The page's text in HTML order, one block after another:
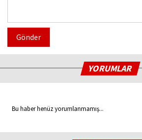
Gönder
YORUMLAR
Bu haber henüz yorumlanmamış...